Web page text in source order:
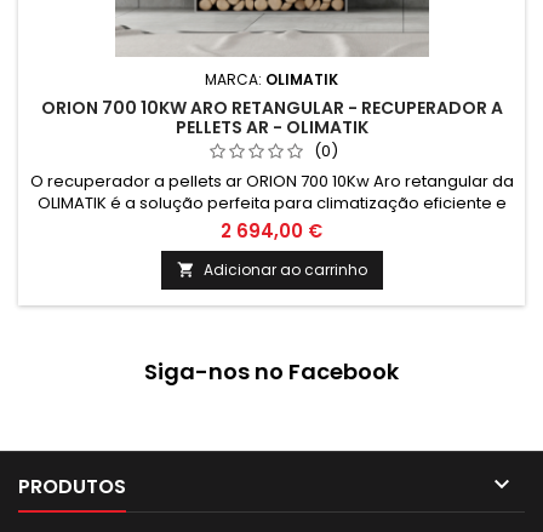
MARCA: OLIMATIK
ORION 700 10KW ARO RETANGULAR - RECUPERADOR A
PELLETS AR - OLIMATIK
(0)
O recuperador a pellets ar ORION 700 10Kw Aro retangular da
OLIMATIK é a solução perfeita para climatização eficiente e
sustentável. Com design moderno e tecnologia de ponta,
garante conforto térmico e economia de energia. Ideal para
quem busca qualidade e inovação em energias renováveis.
2 694,00 €
 Adicionar ao carrinho
Siga-nos no Facebook
PRODUTOS 